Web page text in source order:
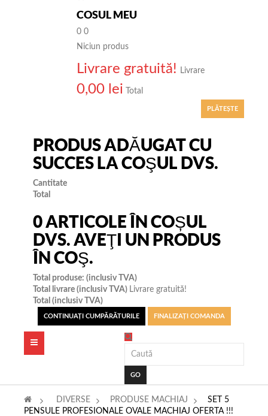
COSUL MEU
0 0
Niciun produs
Livrare gratuită! Livrare
0,00 lei Total
PLĂTEŞTE
PRODUS ADĂUGAT CU
SUCCES LA COŞUL DVS.
Cantitate
Total
0ARTICOLE ÎN COȘUL
DVS.AVEŢI UN PRODUS
ÎN COŞ.
Total produse: (inclusiv TVA)
Total livrare (inclusiv TVA) Livrare gratuită!
Total (inclusiv TVA)
CONTINUAŢI CUMPĂRĂTURILE FINALIZAȚI COMANDA
GO
Toggle
navigation
> DIVERSE > PRODUSE MACHIAJ >
SET 5
PENSULE PROFESIONALE OVALE MACHIAJ OFERTA !!!